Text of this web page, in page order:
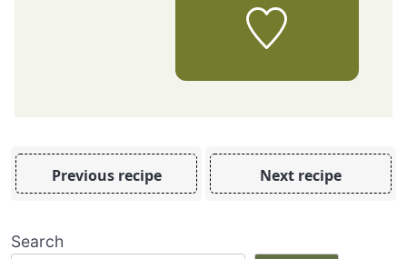
Previous recipe Next recipe
Search